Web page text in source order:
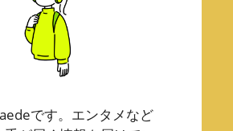
です。エンタメなど